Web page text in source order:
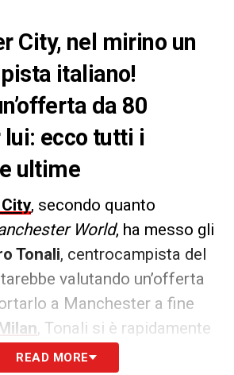
City, nel mirino un
italiano!
da 80
ecco tutti i
ultime
, secondo quanto
World, ha messo gli
Tonali, centrocampista del
valutando un’offerta
a Manchester a fine
Milan, Tonali si è rapidamente
un elemento chiave nel
READ MORE